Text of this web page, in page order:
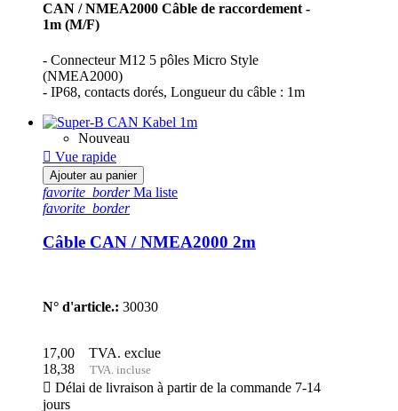
CAN / NMEA2000 Câble de raccordement -
1m (M/F)
- Connecteur M12 5 pôles Micro Style
(NMEA2000)
- IP68, contacts dorés, Longueur du câble : 1m
Nouveau
 Vue rapide
Ajouter au panier
favorite_borderMa liste
favorite_border
Câble CAN / NMEA2000 2m
N° d'article.: 30030
17,00
TVA. exclue
18,38
TVA. incluse
 Délai de livraison à partir de la commande 7-14
jours